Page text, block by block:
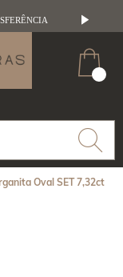
Oval SET 7,32ct